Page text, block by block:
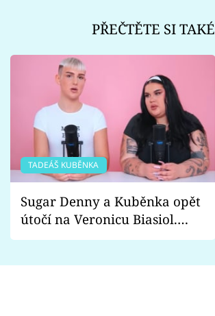
PŘEČTĚTE SI TAKÉ
TADEÁŠ KUBĚNKA
Sugar Denny a Kuběnka opět
útočí na Veronicu Biasiol.
Proč je podle nich falešná a